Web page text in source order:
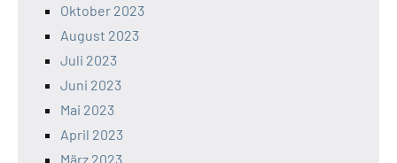
Oktober 2023
August 2023
Juli 2023
Juni 2023
Mai 2023
April 2023
März 2023